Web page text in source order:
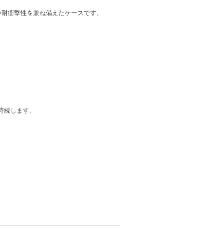
衝撃性を兼ね備えたケースです。
します。